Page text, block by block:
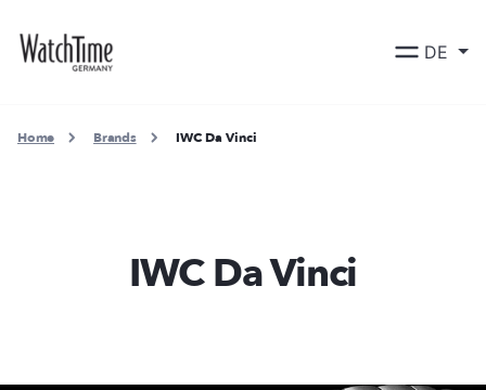
DE
Home Brands IWC Da Vinci
IWC Da Vinci